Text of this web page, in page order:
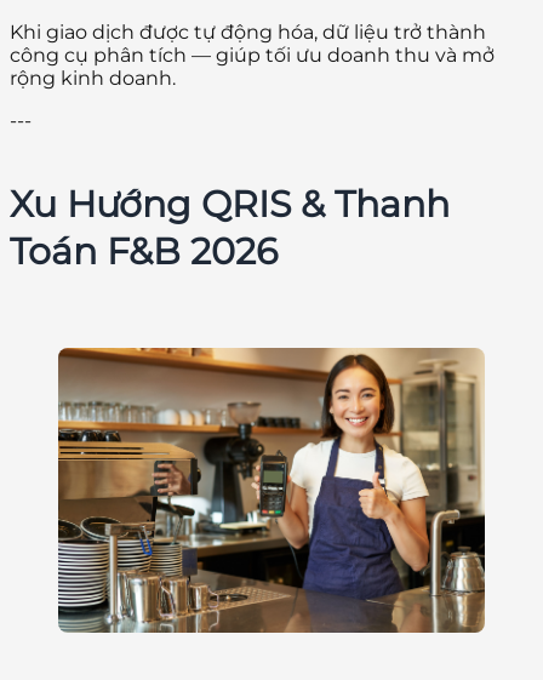
Khi giao dịch được tự động hóa, dữ liệu trở thành
công cụ phân tích — giúp tối ưu doanh thu và mở
rộng kinh doanh.
---
Xu Hướng QRIS & Thanh
Toán F&B 2026